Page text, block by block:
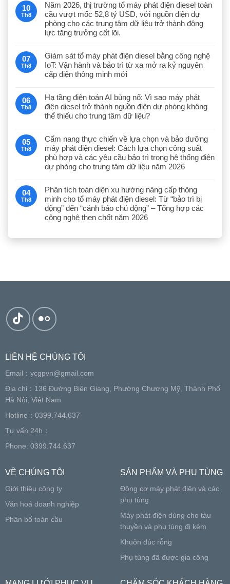
10
Th8
Năm 2026, thị trường tổ máy phát điện diesel toàn
cầu vượt mốc 52,8 tỷ USD, với nguồn điện dự
phòng cho các trung tâm dữ liệu trở thành động
lực tăng trưởng cốt lõi.
07
Th8
Giám sát tổ máy phát điện diesel bằng công nghệ
IoT: Vận hành và bảo trì từ xa mở ra kỷ nguyên
cấp điện thông minh mới
06
Th8
Hạ tầng điện toán AI bùng nổ: Vì sao máy phát
điện diesel trở thành nguồn điện dự phòng không
thể thiếu cho trung tâm dữ liệu?
05
Th8
Cẩm nang thực chiến về lựa chọn và bảo dưỡng
máy phát điện diesel: Cách lựa chọn công suất
phù hợp và các yêu cầu bảo trì trong hệ thống điện
dự phòng cho trung tâm dữ liệu năm 2026
04
Th8
Phân tích toàn diện xu hướng nâng cấp thông
minh cho tổ máy phát điện diesel: Từ “bảo trì bị
động” đến “cảnh báo chủ động” – Tổng hợp các
công nghệ then chốt năm 2026
LIÊN HỆ CHÚNG TÔI
Email： ycgpvn@gmail.com
Địa chỉ：136 Đường Biên Giang, Phường Chương Mỹ, Thành Phố
Hà Nội, Việt Nam
Hotline：0399.744.637
Tư vấn 24h：
Phone: 0399.744.637
VỀ CHÚNG TÔI
Giới thiệu công ty
Văn hoá doanh nghiệp
Phân bố toàn cầu
SẢN PHẨM VÀ PHỤ TÙNG
Động cơ máy phát điện và các
phụ tùng
Máy phát điện dùng cho tàu
thuyền và phụ tùng đi kèm
Khuôn đúc rỗng
Phụ tùng đã được gia công